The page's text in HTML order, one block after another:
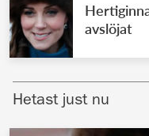
avslöjat
Hetast just nu